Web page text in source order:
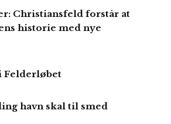
Christiansfeld forstår at
historie med nye
Felderløbet
havn skal til smed